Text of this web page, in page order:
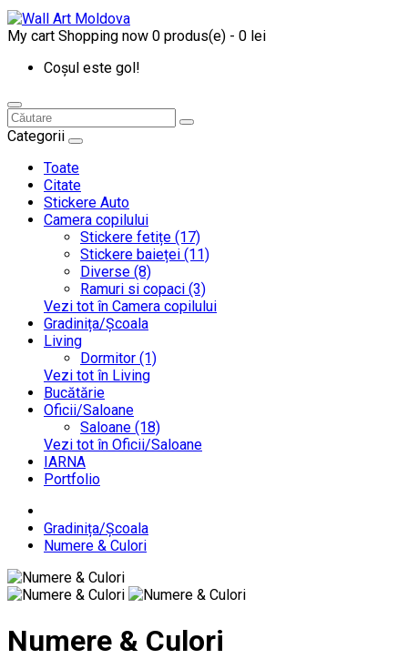
My cart Shopping now 0 produs(e) - 0 lei
Coșul este gol!
Categorii
Toate
Citate
Stickere Auto
Camera copilului
Stickere fetițe (17)
Stickere baieței (11)
Diverse (8)
Ramuri si copaci (3)
Vezi tot în Camera copilului
Gradinița/Școala
Living
Dormitor (1)
Vezi tot în Living
Bucătărie
Oficii/Saloane
Saloane (18)
Vezi tot în Oficii/Saloane
IARNA
Portfolio
Gradinița/Școala
Numere & Culori
Numere & Culori